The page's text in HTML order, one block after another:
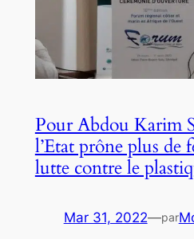
Pour Abdou Karim
l’Etat prône plus de
lutte contre le
Mar 31, 2022—par